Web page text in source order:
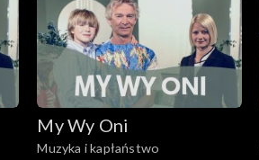
My Wy Oni
Muzyka i kapłaństwo